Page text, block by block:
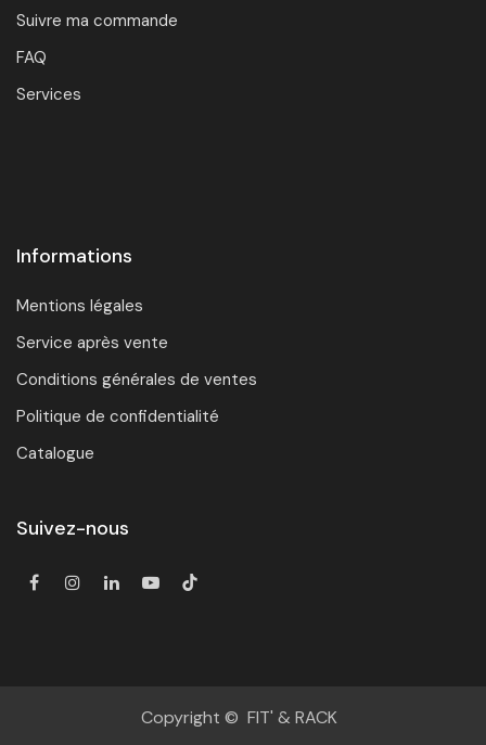
Suivre ma commande
FAQ
Services
Informations
Mentions légales
Service après vente
Conditions générales de ventes
Politique de confidentialité
Catalogue
Suivez-nous
Copyright © FIT' & RACK